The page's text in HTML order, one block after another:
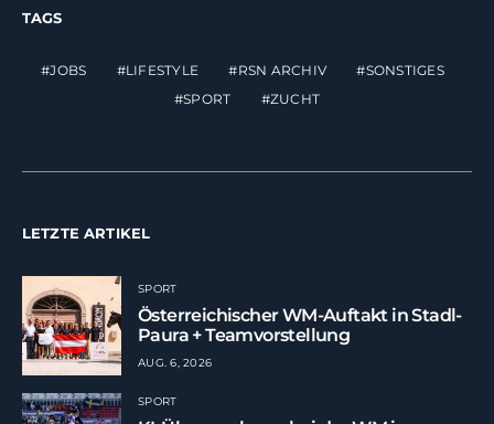
TAGS
JOBS LIFESTYLE RSN ARCHIV
SONSTIGES
SPORT
ZUCHT
LETZTE ARTIKEL
SPORT
Österreichischer WM-Auftakt in Stadl-
Paura + Teamvorstellung
AUG. 6, 2026
SPORT